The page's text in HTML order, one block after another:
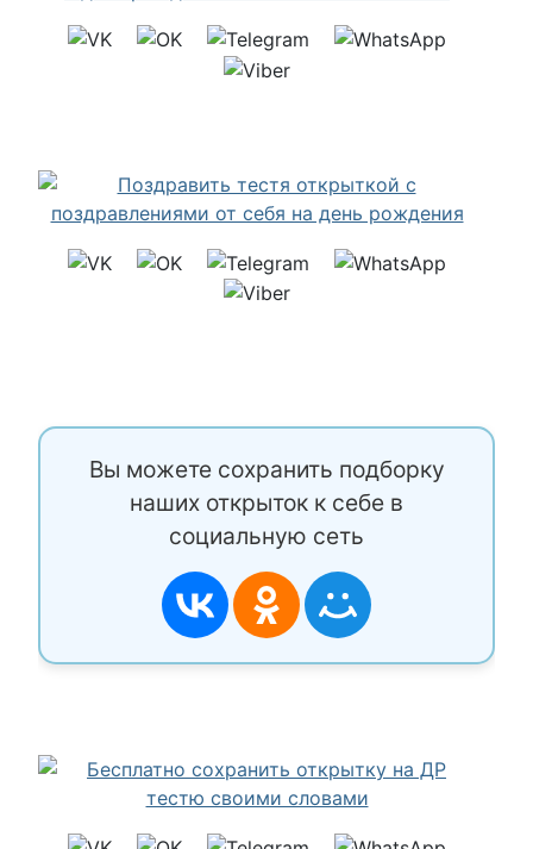
Вы можете сохранить подборку
наших открыток к себе в
социальную сеть